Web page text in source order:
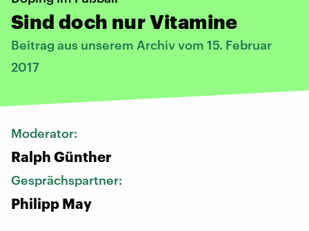
Sind doch nur Vitamine
Beitrag aus unserem Archiv vom 15. Februar
2017
Moderator:
Ralph Günther
Gesprächspartner:
Philipp May